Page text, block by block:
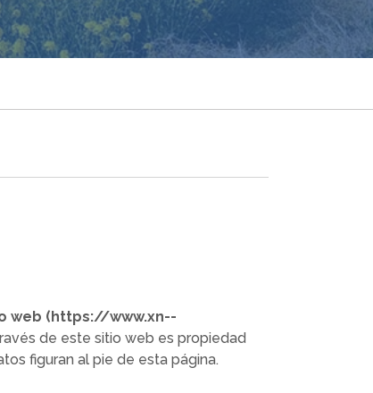
web (https://www.xn--
de este sitio web es propiedad
figuran al pie de esta página.